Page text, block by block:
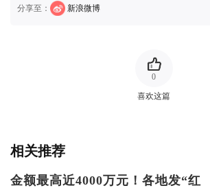
分享至： 新浪微博
喜欢这篇
0
相关推荐
金额最高近4000万元！各地发“红